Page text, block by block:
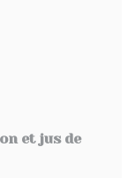
et jus de